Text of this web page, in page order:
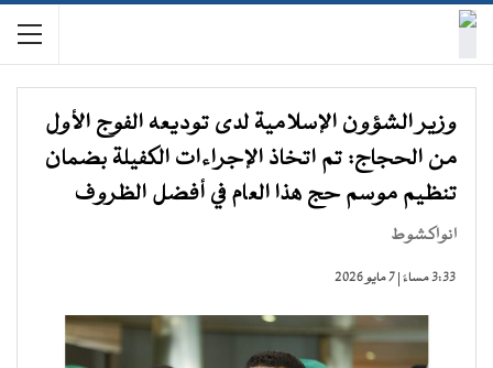
وزير الشؤون الإسلامية لدى توديعه الفوج الأول
من الحجاج: تم اتخاذ الإجراءات الكفيلة بضمان
تنظيم موسم حج هذا العام في أفضل الظروف
انواكشوط
3:33 مساءً | 7 مايو 2026